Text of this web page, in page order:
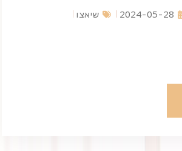
2024-05-28 שיאצו